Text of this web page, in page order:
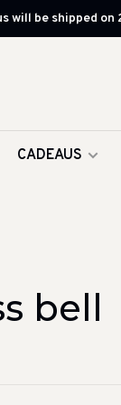
will be shipped on
CADEAUS
bell